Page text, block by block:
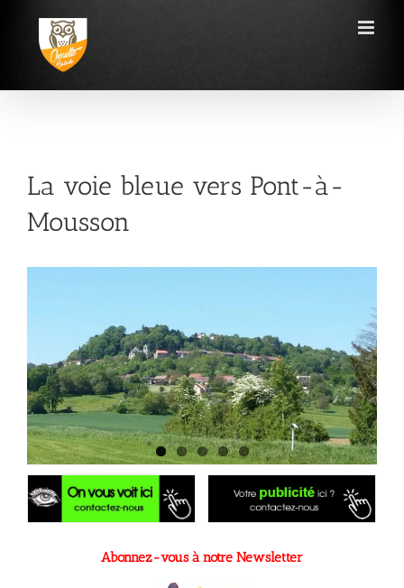
contenu
La voie bleue vers Pont-à-
Mousson
Abonnez-vous à notre Newsletter